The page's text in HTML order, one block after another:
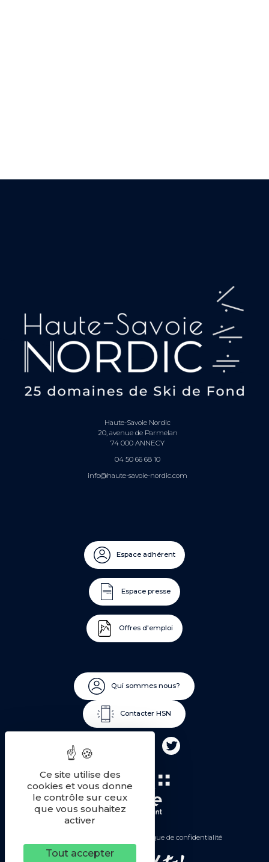
Haute-Savoie Nordic
20, avenue de Parmelan
74 000 ANNECY
04 50 66 68 10
info@haute-savoie-nordic.com
Espace adhérent
Espace presse
Offres d'emploi
Qui sommes nous?
Contacter HSN
Politique de confidentialité
Ce site utilise des
cookies et vous donne
le contrôle sur ceux
que vous souhaitez
activer
Tout accepter